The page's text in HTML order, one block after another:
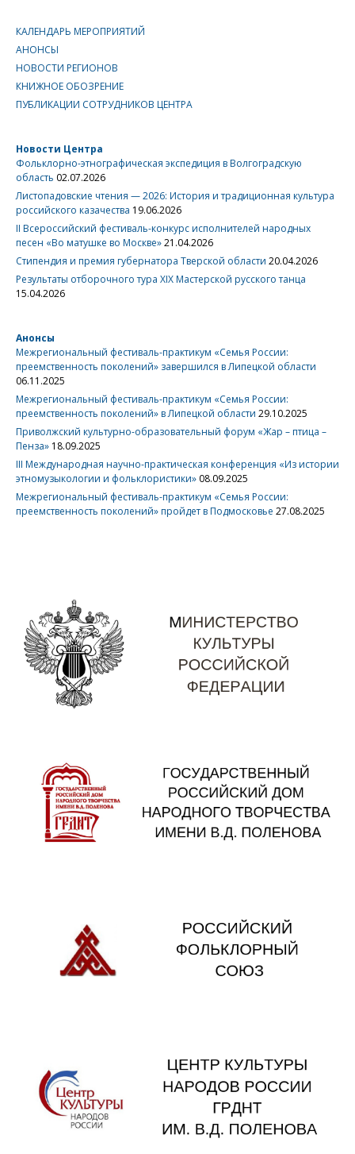
КАЛЕНДАРЬ МЕРОПРИЯТИЙ
АНОНСЫ
НОВОСТИ РЕГИОНОВ
КНИЖНОЕ ОБОЗРЕНИЕ
ПУБЛИКАЦИИ СОТРУДНИКОВ ЦЕНТРА
Новости Центра
Фольклорно-этнографическая экспедиция в Волгоградскую
область 02.07.2026
Листопадовские чтения — 2026: История и традиционная культура
российского казачества 19.06.2026
II Всероссийский фестиваль-конкурс исполнителей народных
песен «Во матушке во Москве»21.04.2026
Стипендия и премия губернатора Тверской области 20.04.2026
Результаты отборочного тура XIX Мастерской русского танца
15.04.2026
Анонсы
Межрегиональный фестиваль-практикум «Семья России:
преемственность поколений» завершился в Липецкой области
06.11.2025
Межрегиональный фестиваль-практикум «Семья России:
преемственность поколений» в Липецкой области 29.10.2025
Приволжский культурно-образовательный форум «Жар – птица –
Пенза» 18.09.2025
III Международная научно-практическая конференция «Из истории
этномузыкологии и фольклористики» 08.09.2025
Межрегиональный фестиваль-практикум «Семья России:
преемственность поколений» пройдет в Подмосковье 27.08.2025